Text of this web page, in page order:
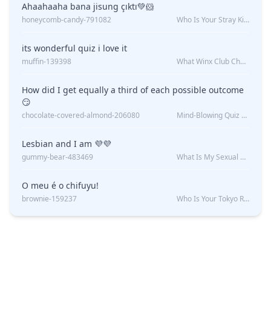
Ahaahaaha bana jisung çıktı💚🐹
honeycomb-candy-791082 Who Is Your Stray Kids Boyfriend?
its wonderful quiz i love it
muffin-139398 What Winx Club Character Are You?
How did I get equally a third of each possible outcome
😏
chocolate-covered-almond-206080 Mind-Blowing Quiz Reveals: Will I Be Alone Forever?
Lesbian and I am 💜💜
gummy-bear-483469 What Is My Sexual Orientation: Uncovered
O meu é o chifuyu!
brownie-159237 Who Is Your Tokyo Revengers Boyfriend?